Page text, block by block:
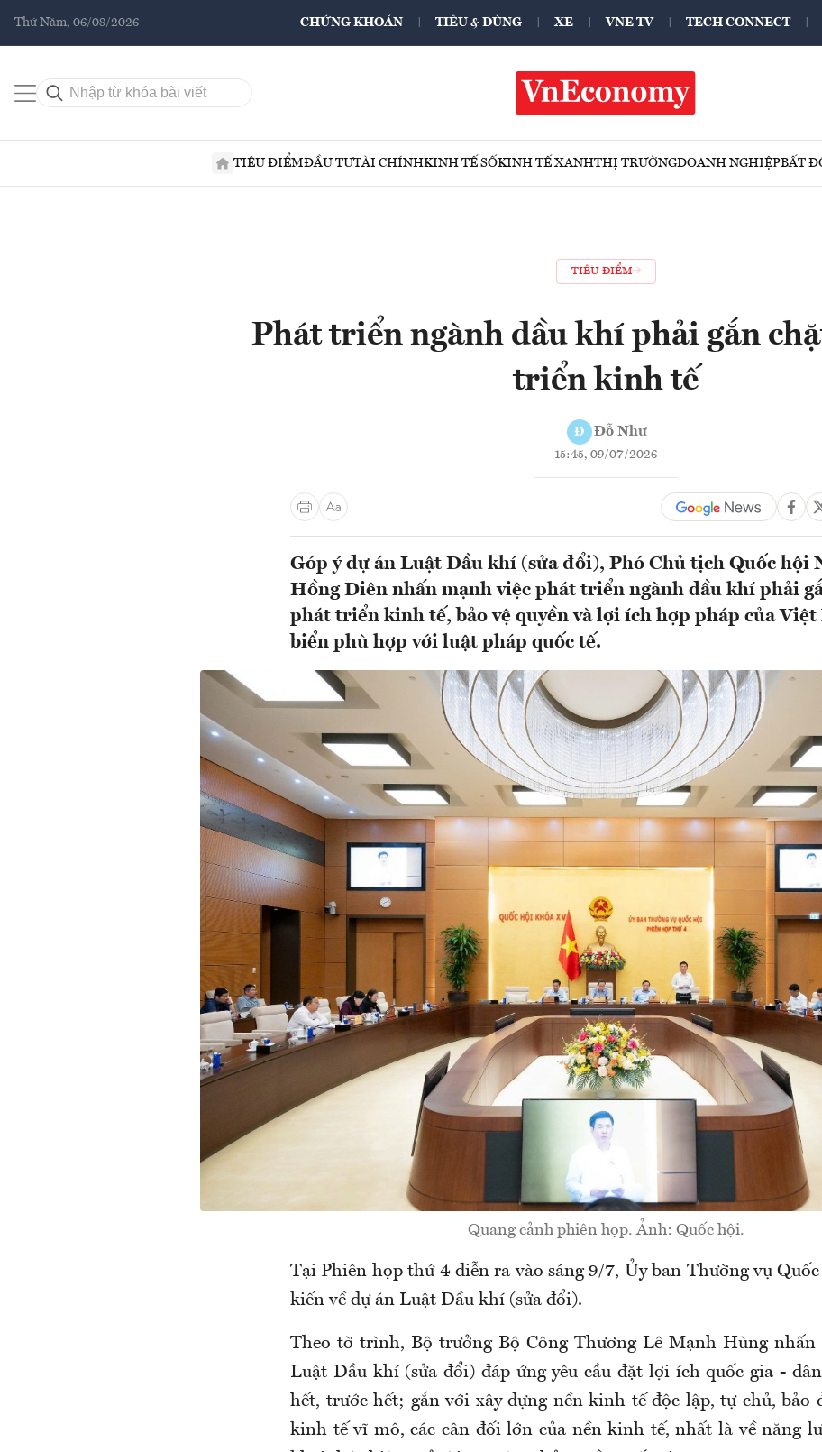
Thứ Năm, 06/08/2026 CHỨNG KHOÁN TIÊU & DÙNG XE VNE TV TECH CONNECT
TIÊU ĐIỂMĐẦU TƯTÀI CHÍNHKINH TẾ SỐKINH TẾ XANHTHỊ TRƯỜNGDOANH NGHIỆPBẤT
TIÊU ĐIỂM
Phát triển ngành dầu khí phải gắn
triển kinh tế
Đ Đỗ Như
15:45, 09/07/2026
Góp ý dự án Luật Dầu khí (sửa đổi), Phó Chủ tịch Quốc hội
Hồng Diên nhấn mạnh việc phát triển ngành dầu khí phải
phát triển kinh tế, bảo vệ quyền và lợi ích hợp pháp của
biển phù hợp với luật pháp quốc tế.
Quang cảnh phiên họp. Ảnh: Quốc hội.
Tại Phiên họp thứ 4 diễn ra vào sáng 9/7, Ủy ban Thường vụ
kiến về dự án Luật Dầu khí (sửa đổi).
Theo tờ trình, Bộ trưởng Bộ Công Thương Lê Mạnh Hùng nhấn
Luật Dầu khí (sửa đổi) đáp ứng yêu cầu đặt lợi ích quốc gia -
hết, trước hết; gắn với xây dựng nền kinh tế độc lập, tự chủ, bảo
kinh tế vĩ mô, các cân đối lớn của nền kinh tế, nhất là về năng